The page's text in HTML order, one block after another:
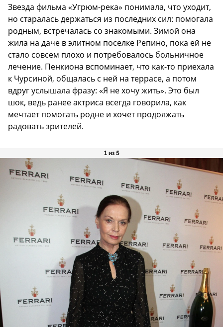
Звезда фильма «Угрюм-река» понимала, что уходит,
но старалась держаться из последних сил: помогала
родным, встречалась со знакомыми. Зимой она
жила на даче в элитном поселке Репино, пока ей не
стало совсем плохо и потребовалось больничное
лечение. Пенкиона вспоминает, что как-то приехала
к Чурсиной, общалась с ней на террасе, а потом
вдруг услышала фразу: «Я не хочу жить». Это был
шок, ведь ранее актриса всегда говорила, как
мечтает помогать родне и хочет продолжать
радовать зрителей.
1 из 5